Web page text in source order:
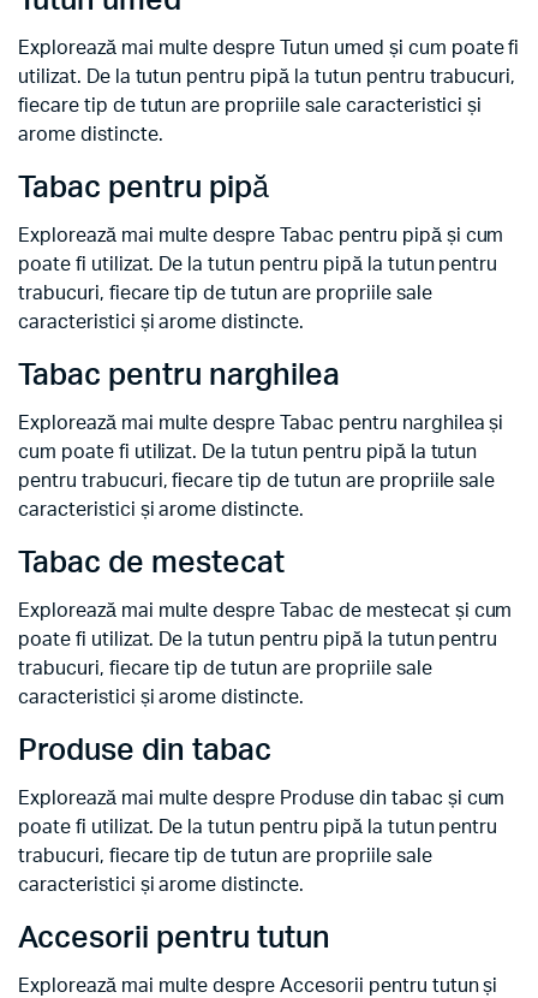
Explorează mai multe despre Tutun umed și cum poate fi
utilizat. De la tutun pentru pipă la tutun pentru trabucuri,
fiecare tip de tutun are propriile sale caracteristici și
arome distincte.
Tabac pentru pipă
Explorează mai multe despre Tabac pentru pipă și cum
poate fi utilizat. De la tutun pentru pipă la tutun pentru
trabucuri, fiecare tip de tutun are propriile sale
caracteristici și arome distincte.
Tabac pentru narghilea
Explorează mai multe despre Tabac pentru narghilea și
cum poate fi utilizat. De la tutun pentru pipă la tutun
pentru trabucuri, fiecare tip de tutun are propriile sale
caracteristici și arome distincte.
Tabac de mestecat
Explorează mai multe despre Tabac de mestecat și cum
poate fi utilizat. De la tutun pentru pipă la tutun pentru
trabucuri, fiecare tip de tutun are propriile sale
caracteristici și arome distincte.
Produse din tabac
Explorează mai multe despre Produse din tabac și cum
poate fi utilizat. De la tutun pentru pipă la tutun pentru
trabucuri, fiecare tip de tutun are propriile sale
caracteristici și arome distincte.
Accesorii pentru tutun
Explorează mai multe despre Accesorii pentru tutun și